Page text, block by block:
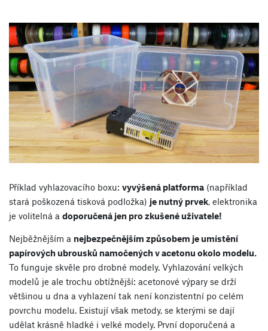
Příklad vyhlazovacího boxu: vyvýšená platforma (například
stará poškozená tisková podložka) je nutný prvek, elektronika
je volitelná a doporučená jen pro zkušené uživatele!
Nejběžnějším a nejbezpečnějším způsobem je umístění
papírových ubrousků namočených v acetonu okolo modelu.
To funguje skvěle pro drobné modely. Vyhlazování velkých
modelů je ale trochu obtížnější: acetonové výpary se drží
většinou u dna a vyhlazení tak není konzistentní po celém
povrchu modelu. Existují však metody, se kterými se dají
udělat krásně hladké i velké modely. První doporučená a